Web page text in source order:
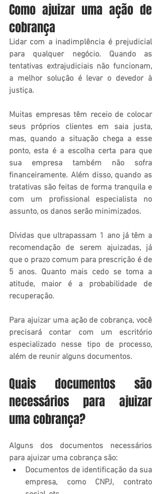
Como ajuizar uma ação de
cobrança
Lidar com a inadimplência é prejudicial
para qualquer negócio. Quando as
tentativas extrajudiciais não funcionam,
a melhor solução é levar o devedor à
justiça.
Muitas empresas têm receio de colocar
seus próprios clientes em saia justa,
mas, quando a situação chega a esse
ponto, esta é a escolha certa para que
sua empresa também não sofra
financeiramente. Além disso, quando as
tratativas são feitas de forma tranquila e
com um profissional especialista no
assunto, os danos serão minimizados.
Dívidas que ultrapassam 1 ano já têm a
recomendação de serem ajuizadas, já
que o prazo comum para prescrição é de
5 anos. Quanto mais cedo se toma a
atitude, maior é a probabilidade de
recuperação.
Para ajuizar uma ação de cobrança, você
precisará contar com um escritório
especializado nesse tipo de processo,
além de reunir alguns documentos.
Quais documentos são
necessários para ajuizar
uma cobrança?
Alguns dos documentos necessários
para ajuizar uma cobrança são:
Documentos de identificação da sua
empresa, como CNPJ, contrato